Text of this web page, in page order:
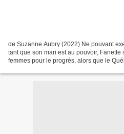
de Suzanne Aubry (2022) Ne pouvant
tant que son mari est au pouvoir,
femmes pour le progrès, alors que le